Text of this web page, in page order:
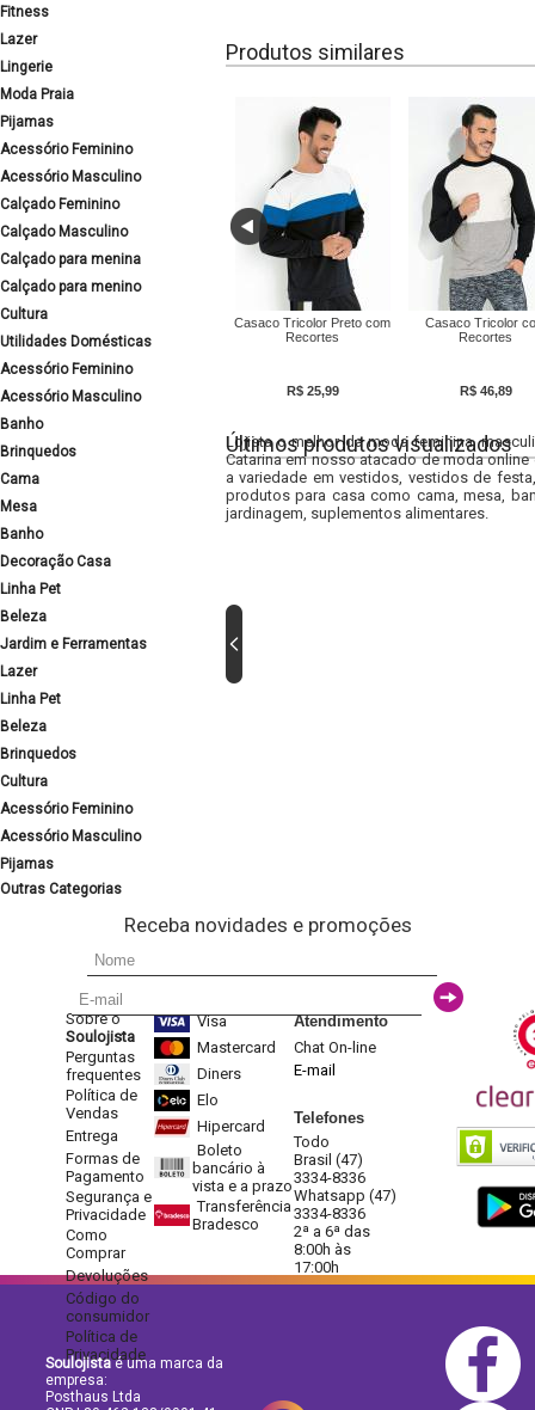
Fitness
Lazer
Lingerie
Moda Praia
Pijamas
Acessório Feminino
Acessório Masculino
Calçado Feminino
Calçado Masculino
Calçado para menina
Calçado para menino
Cultura
Utilidades Domésticas
Acessório Feminino
Acessório Masculino
Banho
Brinquedos
Cama
Mesa
Banho
Decoração Casa
Linha Pet
Beleza
Jardim e Ferramentas
Lazer
Linha Pet
Beleza
Brinquedos
Cultura
Acessório Feminino
Acessório Masculino
Pijamas
Outras Categorias
Produtos similares
Casaco Tricolor Preto com
Recortes
R$ 25,99
Casaco Tricolor
Recortes
R$ 46,89
Últimos produtos visualizados
Lojista o melhor da moda feminina,
Catarina em nosso atacado de moda
a variedade em vestidos, vestidos de
produtos para casa como cama, mesa,
jardinagem, suplementos alimentares.
Receba novidades e promoções
Sobre o
Soulojista
Perguntas
frequentes
Política de
Vendas
Entrega
Formas de
Pagamento
Segurança e
Privacidade
Como
Comprar
Devoluções
Código do
consumidor
Política de
Privacidade
Visa
Mastercard
Diners
Elo
Hipercard
Boleto
bancário à
vista e a prazo
Transferência
Bradesco
Atendimento
Chat On-line
E-mail
Telefones
Todo
Brasil (47)
3334-8336
Whatsapp (47)
3334-8336
2ª a 6ª das
8:00h às
17:00h
Soulojistaé uma marca da
empresa:
Posthaus Ltda